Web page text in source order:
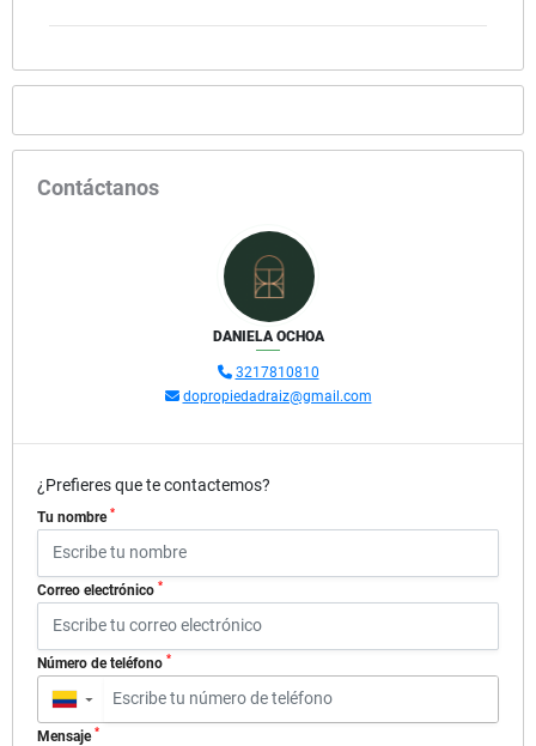
Contáctanos
DANIELA OCHOA
3217810810
dopropiedadraiz@gmail.com
¿Prefieres que te contactemos?
Tu nombre *
Correo electrónico *
Número de teléfono *
▼
Mensaje *